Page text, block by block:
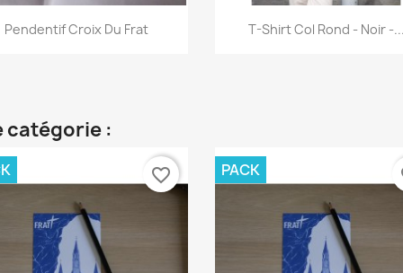
Aperçu rapide
Pendentif Croix Du Frat Aperçu rapide
T-Shirt Col Rond - Noir -...
catégorie :
favorite_border PACK